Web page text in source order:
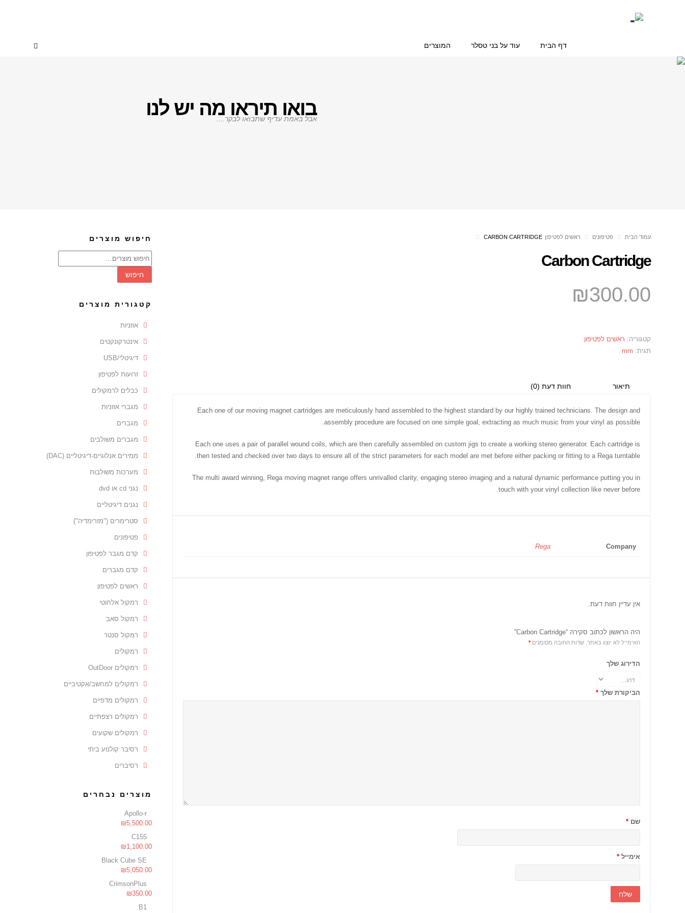
המוצרים עוד על בני טסלר דף הבית
בואו תיראו מה יש לנו
אבל באמת עדיף שתבואו לבקר....
עמוד הבית פטיפונים ראשים לפטיפון CARBON CARTRIDGE
Carbon Cartridge
₪300.00
קטגוריה: ראשים לפטיפון
תגית: mm
תיאור חוות דעת (0)
Each one of our moving magnet cartridges are meticulously hand assembled to the highest standard by our highly trained technicians. The design and
assembly procedure are focused on one simple goal, extracting as much music from your vinyl as possible.
Each one uses a pair of parallel wound coils, which are then carefully assembled on custom jigs to create a working stereo generator. Each cartridge is
then tested and checked over two days to ensure all of the strict parameters for each model are met before either packing or fitting to a Rega turntable.
The multi award winning, Rega moving magnet range offers unrivalled clarity, engaging stereo imaging and a natural dynamic performance putting you in
touch with your vinyl collection like never before.
Company
Rega
אין עדיין חוות דעת.
היה הראשון לכתוב סקירה “Carbon Cartridge”
האימייל לא יוצג באתר. שדות החובה מסומנים*
הדירוג שלך
הביקורת שלך *
שם *
אימייל *
חיפוש מוצרים
חיפוש
עבור:
חיפוש
קטגורית מוצרים
אוזניות
אינטרקונקטים
דיגיטלי/USB
זרועות לפטיפון
כבלים לרמקולים
מגברי אוזניות
מגברים
מגברים משולבים
ממירים אנלוגיים-דיגיטליים (DAC)
מערכות משולבות
נגני cd או dvd
נגנים דיגיטליים
סטרימרים ("מזרימדיה")
פטיפונים
קדם מגבר לפטיפון
קדם מגברים
ראשים לפטיפון
רמקול אלחוטי
רמקול סאב
רמקול סנטר
רמקולים
רמקולים OutDoor
רמקולים למחשב/אקטיביים
רמקולים מדפיים
רמקולים רצפתיים
רמקולים שקועים
רסיבר קולנוע ביתי
רסיברים
מוצרים נבחרים
Apollo-r
₪5,500.00
C155
₪1,100.00
Black Cube SE
₪5,050.00
CrimsonPlus
₪350.00
B1